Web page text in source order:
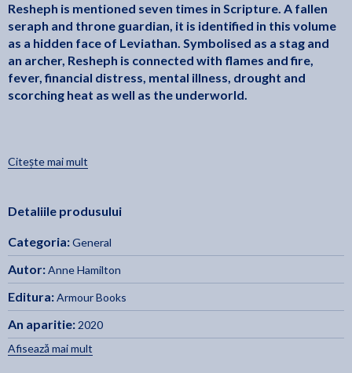
Resheph is mentioned seven times in Scripture. A fallen
seraph and throne guardian, it is identified in this volume
as a hidden face of Leviathan. Symbolised as a stag and
an archer, Resheph is connected with flames and fire,
fever, financial distress, mental illness, drought and
scorching heat as well as the underworld.
Jesus warred against this spirit at least seven times. It's
Resheph associated with them.
This companion volume to Dealing With Leviathan
sixth book in a series examining the obstacles we face on
the threshold into our calling.
Citește mai mult
Detaliile produsului
Categoria:General
Autor:Anne Hamilton
Editura:Armour Books
An aparitie: 2020
Afisează mai mult